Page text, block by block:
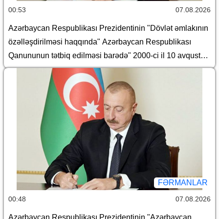
00:53 07.08.2026
Azərbaycan Respublikası Prezidentinin "Dövlət əmlakının
özəlləşdirilməsi haqqında" Azərbaycan Respublikası
Qanununun tətbiq edilməsi barədə" 2000-ci il 10 avqust
tarixli 382 nömrəli, "Azərbaycan Respublikasında Dövlət
əmlakının özəlləşdirilməsinin II Dövlət Proqramı"nın təsdiq
edilməsi barədə" 2000-ci il 10 avqust tarixli 383 nömrəli,
"Yerli icra hakimiyyətləri haqqında Əsasnamə"nin təsdiq
edilməsi barədə" 2012-ci il 6 iyun tarixli 648 nömrəli,
"Dövlətə məxsus olan hüquqi şəxslərin daxili və xarici
borcalması Qaydası"nın təsdiqi haqqında" 2016-cı il 28
dekabr tarixli 1182 nömrəli, "Azərbaycan Respublikası
adından borc alınması və zəmanət verilməsi Qaydası"nın
təsdiq edilməsi haqqında" 2018-ci il 18 dekabr tarixli 410
FƏRMANLAR
00:48 07.08.2026